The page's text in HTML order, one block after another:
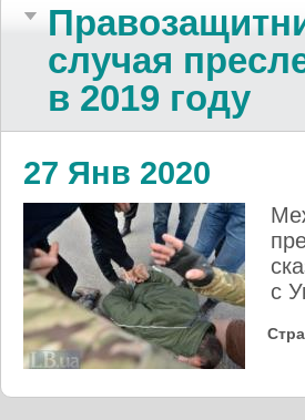
случая
в 2019 году
27 Янв 2020
с